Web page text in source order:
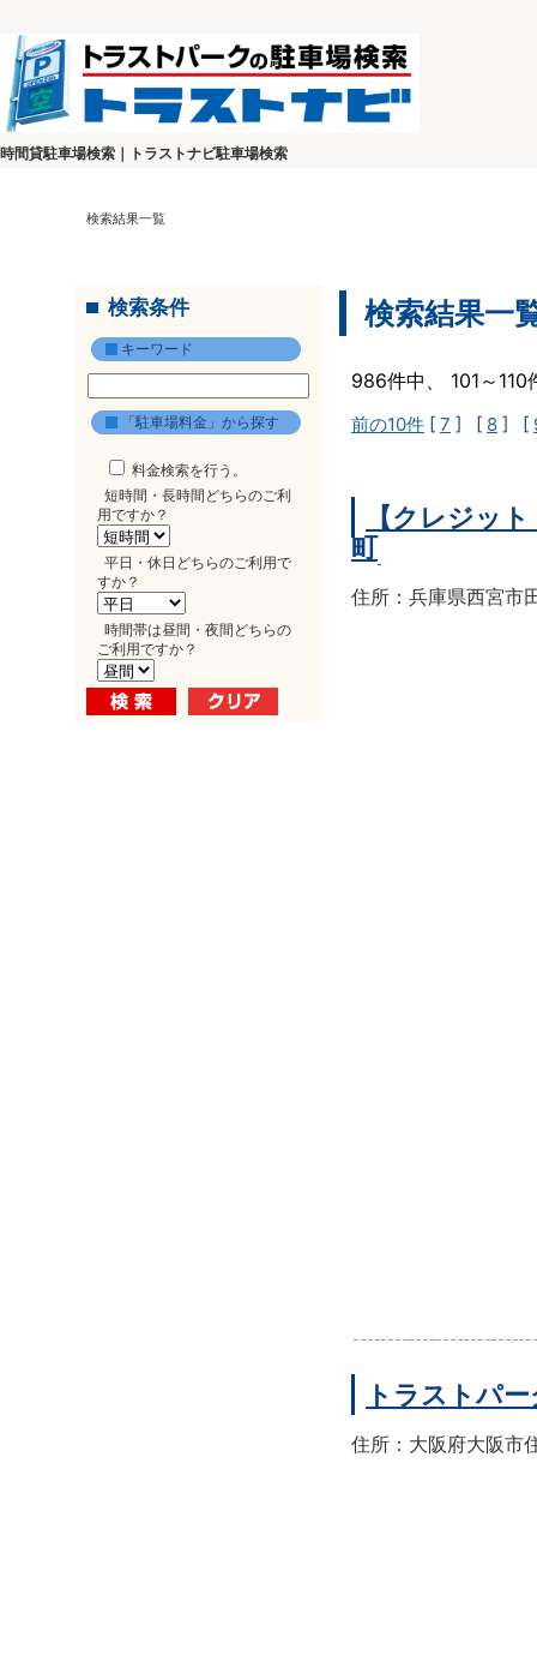
時間貸駐車場検索｜トラストナビ駐車場検索
検索結果一覧
検索条件
キーワード
「駐車場料金」から探す
料金検索を行う。
短時間・長時間どちらのご利
用ですか？
平日・休日どちらのご利用で
すか？
時間帯は昼間・夜間どちらの
ご利用ですか？
検索結果一
986件中、 101～
前の10件 [ 7 ] [ 8 ] [
【クレジッ
町
住所：兵庫県西宮市
トラストパ
住所：大阪府大阪市